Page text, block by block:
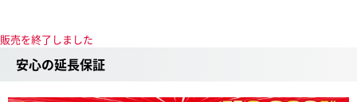
販売を終了しました
安心の延長保証